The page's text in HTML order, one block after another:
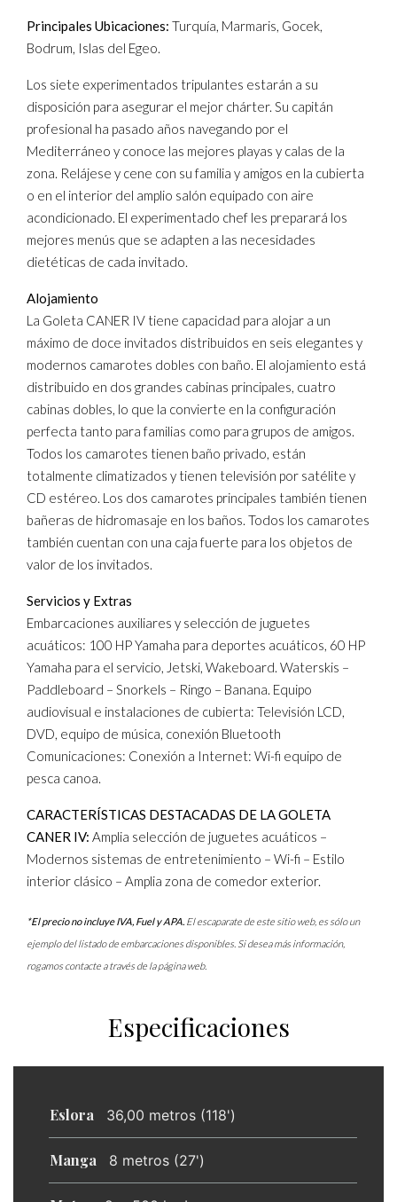
Principales Ubicaciones: Turquía, Marmaris, Gocek,
Bodrum, Islas del Egeo.
Los siete experimentados tripulantes estarán a su
disposición para asegurar el mejor chárter. Su capitán
profesional ha pasado años navegando por el
Mediterráneo y conoce las mejores playas y calas de la
zona. Relájese y cene con su familia y amigos en la cubierta
o en el interior del amplio salón equipado con aire
acondicionado. El experimentado chef les preparará los
mejores menús que se adapten a las necesidades
dietéticas de cada invitado.
Alojamiento
La Goleta CANER IV tiene capacidad para alojar a un
máximo de doce invitados distribuidos en seis elegantes y
modernos camarotes dobles con baño. El alojamiento está
distribuido en dos grandes cabinas principales, cuatro
cabinas dobles, lo que la convierte en la configuración
perfecta tanto para familias como para grupos de amigos.
Todos los camarotes tienen baño privado, están
totalmente climatizados y tienen televisión por satélite y
CD estéreo. Los dos camarotes principales también tienen
bañeras de hidromasaje en los baños. Todos los camarotes
también cuentan con una caja fuerte para los objetos de
valor de los invitados.
Servicios y Extras
Embarcaciones auxiliares y selección de juguetes
acuáticos: 100 HP Yamaha para deportes acuáticos, 60 HP
Yamaha para el servicio, Jetski, Wakeboard. Waterskis –
Paddleboard – Snorkels – Ringo – Banana. Equipo
audiovisual e instalaciones de cubierta: Televisión LCD,
DVD, equipo de música, conexión Bluetooth
Comunicaciones: Conexión a Internet: Wi-fi equipo de
pesca canoa.
CARACTERÍSTICAS DESTACADAS DE LA GOLETA
CANER IV: Amplia selección de juguetes acuáticos –
Modernos sistemas de entretenimiento – Wi-fi – Estilo
interior clásico – Amplia zona de comedor exterior.
*El precio no incluye IVA, Fuel y APA. El escaparate de este sitio web, es sólo un
ejemplo del listado de embarcaciones disponibles. Si desea más información,
rogamos contacte a través de la página web.
Especificaciones
Eslora 36,00 metros (118')
Manga 8 metros (27')